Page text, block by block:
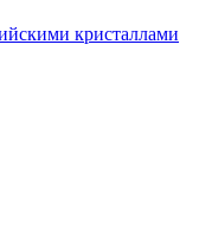
кристаллами